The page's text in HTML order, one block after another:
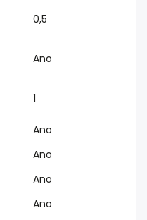
0,5
Ano
1
Ano
Ano
Ano
Ano